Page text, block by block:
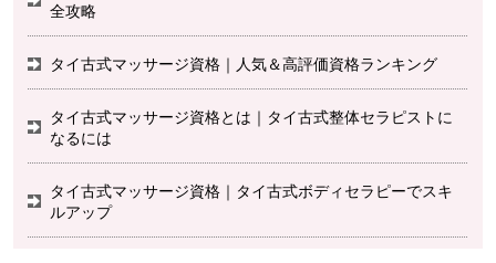
全攻略
タイ古式マッサージ資格｜人気＆高評価資格ランキング
タイ古式マッサージ資格とは｜タイ古式整体セラピストに
なるには
タイ古式マッサージ資格｜タイ古式ボディセラピーでスキ
ルアップ